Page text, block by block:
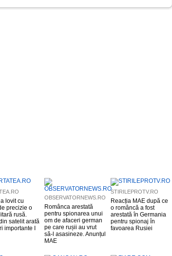
lovit cu
precizie o
rusă.
satelit arată
importante I
OBSERVATORNEWS.RO
Românca arestată
pentru spionarea unui
om de afaceri german
pe care rușii au vrut
să-l asasineze. Anunțul
MAE
STIRILEPROTV.RO
Reacția MAE după ce
o româncă a fost
arestată în Germania
pentru spionaj în
favoarea Rusiei